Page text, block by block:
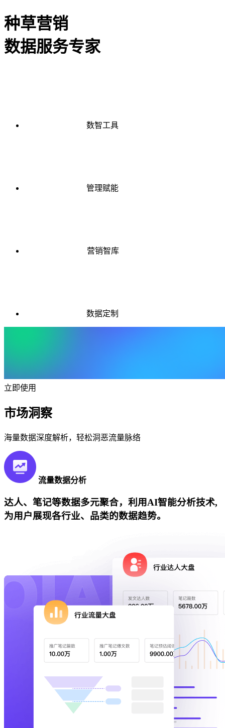
种草营销
数据服务专家
数智工具
管理赋能
营销智库
数据定制
立即使用
市场洞察
海量数据深度解析，轻松洞恶流量脉络
流量数据分析
达人、笔记等数据多元聚合，利用AI智能分析技术,
为用户展现各行业、品类的数据趋势。